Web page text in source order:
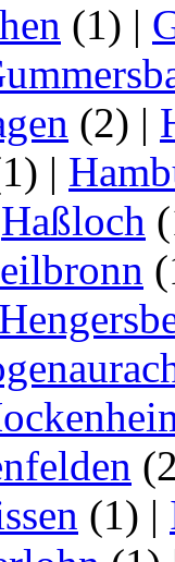
(1) |
(2) |
|
Haßloch
(1) |